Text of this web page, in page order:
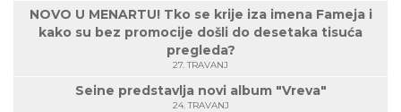
NOVO U MENARTU! Tko se krije iza imena Fameja i
kako su bez promocije došli do desetaka tisuća
pregleda?
27. TRAVANJ
Seine predstavlja novi album "Vreva"
24. TRAVANJ